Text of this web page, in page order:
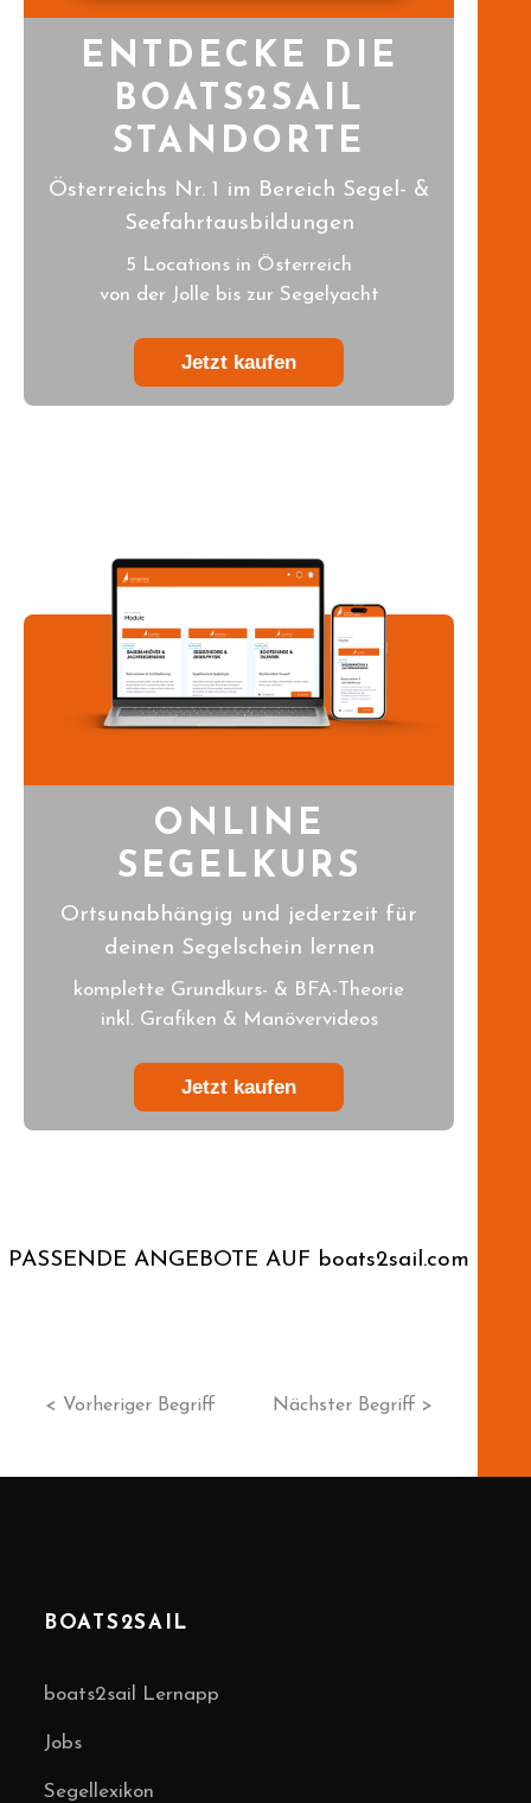
ENTDECKE DIE
BOATS2SAIL
STANDORTE
Österreichs Nr. 1 im Bereich Segel- &
Seefahrtausbildungen
5 Locations in Österreich
von der Jolle bis zur Segelyacht
Jetzt kaufen
ONLINE
SEGELKURS
Ortsunabhängig und jederzeit für
deinen Segelschein lernen
komplette Grundkurs- & BFA-Theorie
inkl. Grafiken & Manövervideos
Jetzt kaufen
PASSENDE ANGEBOTE AUF boats2sail.com
< Vorheriger Begriff Nächster Begriff >
BOATS2SAIL
boats2sail Lernapp
Jobs
Segellexikon